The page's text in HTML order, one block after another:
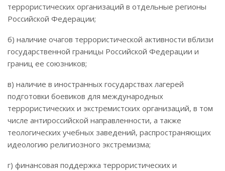
террористических организаций в отдельные регионы
Российской Федерации;
б) наличие очагов террористической активности вблизи
государственной границы Российской Федерации и
границ ее союзников;
в) наличие в иностранных государствах лагерей
подготовки боевиков для международных
террористических и экстремистских организаций, в том
числе антироссийской направленности, а также
теологических учебных заведений, распространяющих
идеологию религиозного экстремизма;
г) финансовая поддержка террористических и